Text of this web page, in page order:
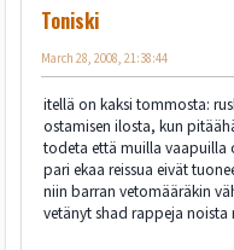
Toniski
March 28, 2008, 21:38:44
itellä on kaksi tommosta:
ostamisen ilosta, kun
todeta että muilla vaapuilla
pari ekaa reissua eivät
niin barran vetomääräkin
vetänyt shad rappeja noista